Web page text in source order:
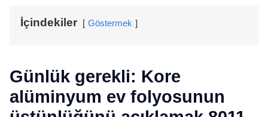
İçindekiler Göstermek
Günlük gerekli: Kore
alüminyum ev folyosunun